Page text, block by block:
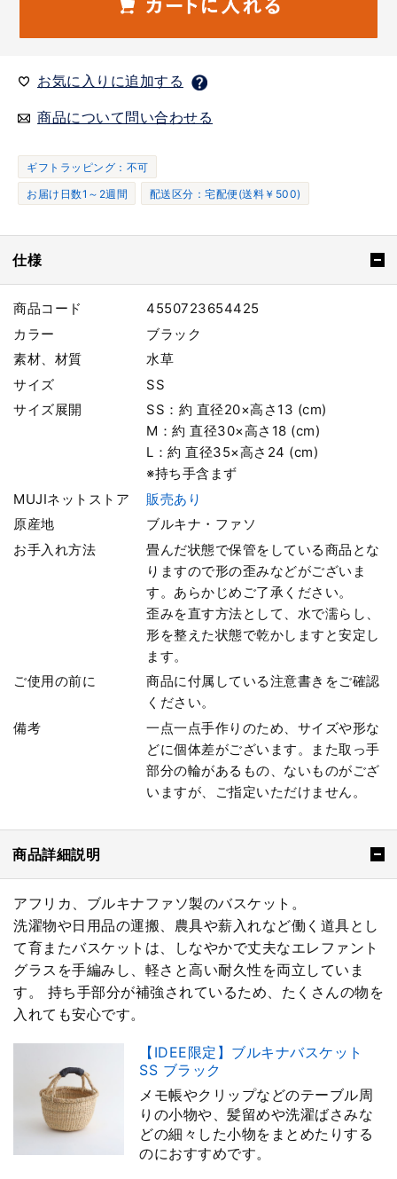
お気に入りに追加する
商品について問い合わせる
ギフトラッピング：不可
お届け日数1～2週間
配送区分：宅配便(送料￥500)
仕様
商品コード
4550723654425
カラー
ブラック
素材、材質
水草
サイズ
SS
サイズ展開
SS：約 直径20×高さ13 (cm)
M：約 直径30×高さ18 (cm)
L：約 直径35×高さ24 (cm)
※持ち手含まず
MUJIネットストア
販売あり
原産地
ブルキナ・ファソ
お手入れ方法
畳んだ状態で保管をしている商品とな
りますので形の歪みなどがございま
す。あらかじめご了承ください。
歪みを直す方法として、水で濡らし、
形を整えた状態で乾かしますと安定し
ます。
ご使用の前に
商品に付属している注意書きをご確認
ください。
備考
一点一点手作りのため、サイズや形な
どに個体差がございます。また取っ手
部分の輪があるもの、ないものがござ
いますが、ご指定いただけません。
商品詳細説明
アフリカ、ブルキナファソ製のバスケット。
洗濯物や日用品の運搬、農具や薪入れなど働く道具とし
て育またバスケットは、しなやかで丈夫なエレファント
グラスを手編みし、軽さと高い耐久性を両立していま
す。 持ち手部分が補強されているため、たくさんの物を
入れても安心です。
【IDEE限定】ブルキナバスケット
SS ブラック
メモ帳やクリップなどのテーブル周
りの小物や、髪留めや洗濯ばさみな
どの細々した小物をまとめたりする
のにおすすめです。